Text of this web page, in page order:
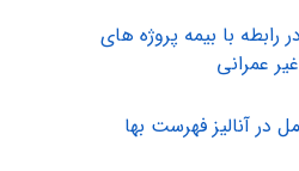
رابطه با بیمه پروژه های
عمرانی
در آنالیز فهرست بها